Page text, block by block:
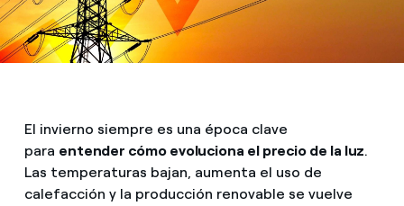
El invierno siempre es una época clave
para entender cómo evoluciona el precio de la luz.
Las temperaturas bajan, aumenta el uso de
calefacción y la producción renovable se vuelve